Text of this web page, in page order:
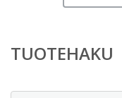
TUOTEHAKU